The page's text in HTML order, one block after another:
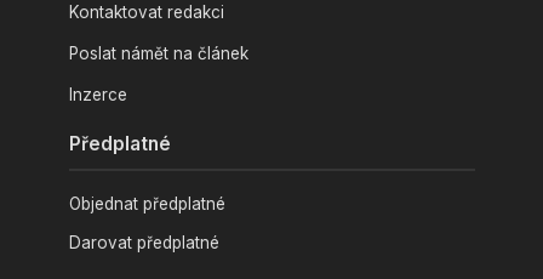
Kontaktovat redakci
Poslat námět na článek
Inzerce
Předplatné
Objednat předplatné
Darovat předplatné